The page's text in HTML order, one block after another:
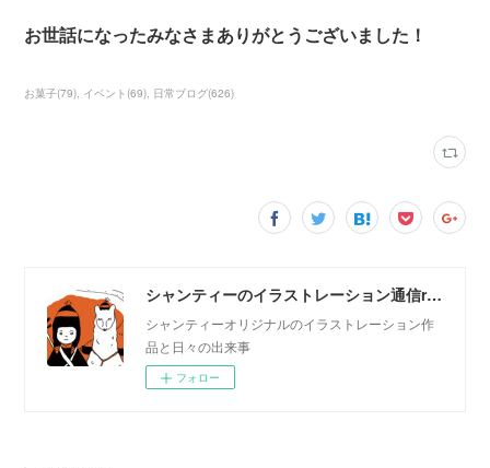
お世話になったみなさまありがとうございました！
お菓子(79) イベント (69) 日常ブログ(626)
シャンティーのイラストレーション通信rararashanty
シャンティーオリジナルのイラストレーション作
品と日々の出来事
フォロー